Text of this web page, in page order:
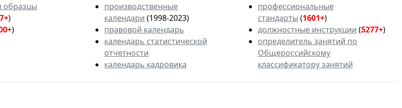
образцы
)
)
производственные
календари (1998-2023)
правовой календарь
календарь статистической
отчетности
календарь кадровика
профессиональные
стандарты (1601+)
должностные инструкции (5277+)
определитель занятий по
Общероссийскому
классификатору занятий